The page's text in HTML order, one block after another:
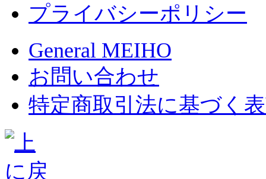
プライバシーポリシー
General MEIHO
お問い合わせ
特定商取引法に基づく